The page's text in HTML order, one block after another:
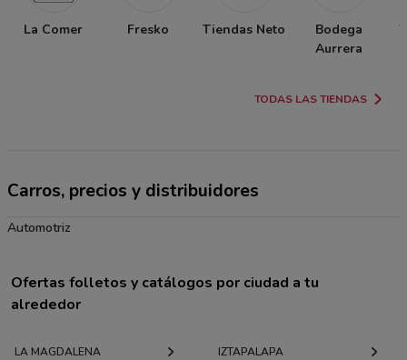
La Comer Fresko Tiendas Neto
Bodega
Aurrera
TODAS LAS TIENDAS
Carros, precios y distribuidores
Automotriz
Ofertas folletos y catálogos por ciudad a tu
alrededor
LA MAGDALENA
IZTAPALAPA